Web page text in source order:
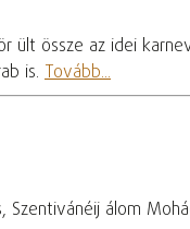
ült össze az idei
is. Tovább...
álom